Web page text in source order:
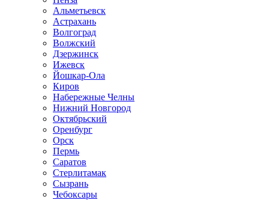
Альметьевск
Астрахань
Волгоград
Волжский
Дзержинск
Ижевск
Йошкар-Ола
Киров
Набережные Челны
Нижний Новгород
Октябрьский
Оренбург
Орск
Пермь
Саратов
Стерлитамак
Сызрань
Чебоксары